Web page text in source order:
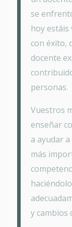
se
hoy estáis
con éxito,
docente
personas.
Vuestros
enseñar
a ayudar
más
y cambios